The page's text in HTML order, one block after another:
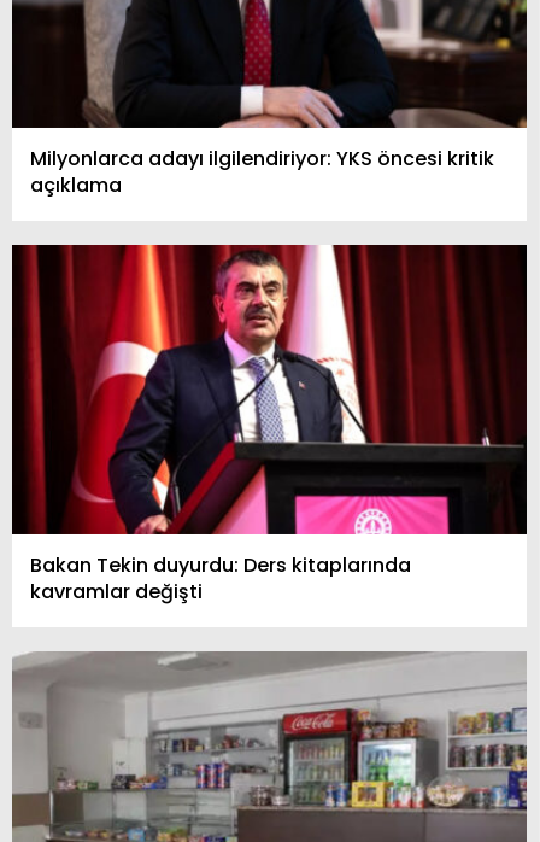
Milyonlarca adayı ilgilendiriyor: YKS öncesi kritik
açıklama
Bakan Tekin duyurdu: Ders kitaplarında
kavramlar değişti